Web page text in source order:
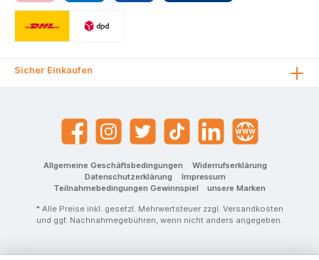
Sicher Einkaufen
Allgemeine Geschäftsbedingungen
Widerrufserklärung
Datenschutzerklärung
Impressum
Teilnahmebedingungen Gewinnspiel
unsere Marken
* Alle Preise inkl. gesetzl. Mehrwertsteuer zzgl. Versandkosten
und ggf. Nachnahmegebühren, wenn nicht anders angegeben.